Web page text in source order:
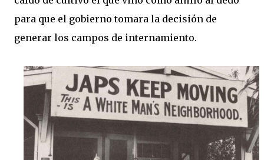
para que el gobierno tomara la decisión de
generar los campos de internamiento.